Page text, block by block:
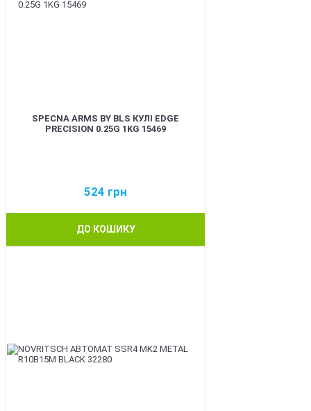
SPECNA ARMS BY BLS КУЛІ EDGE
PRECISION 0.25G 1KG 15469
524 грн
ДО КОШИКУ